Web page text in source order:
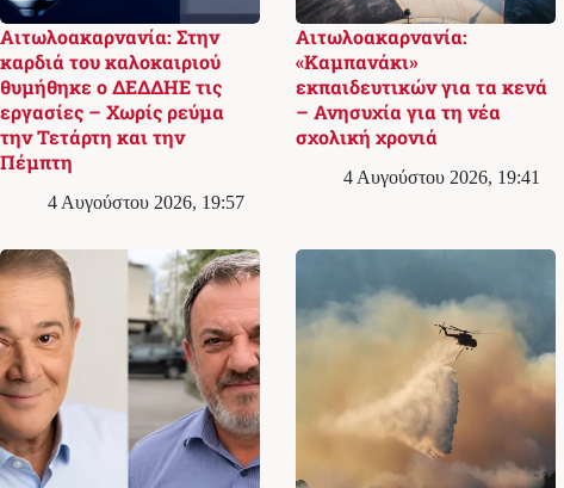
Αιτωλοακαρνανία: Στην
καρδιά του καλοκαιριού
θυμήθηκε ο ΔΕΔΔΗΕ τις
εργασίες – Χωρίς ρεύμα
την Τετάρτη και την
Πέμπτη
4 Αυγούστου 2026, 19:57
Αιτωλοακαρνανία:
«Καμπανάκι»
εκπαιδευτικών για τα κενά
– Ανησυχία για τη νέα
σχολική χρονιά
4 Αυγούστου 2026, 19:41